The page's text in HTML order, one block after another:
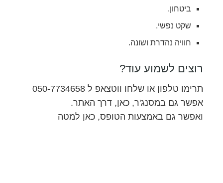
ביטחון.
שקט נפשי.
חוויה נהדרת ושונה.
רוצים לשמוע עוד?
תרימו טלפון או שלחו ווטצאפ ל 050-7734658
אפשר גם במסנג'ר, כאן, דרך האתר.
ואפשר גם באמצעות הטופס, כאן למטה